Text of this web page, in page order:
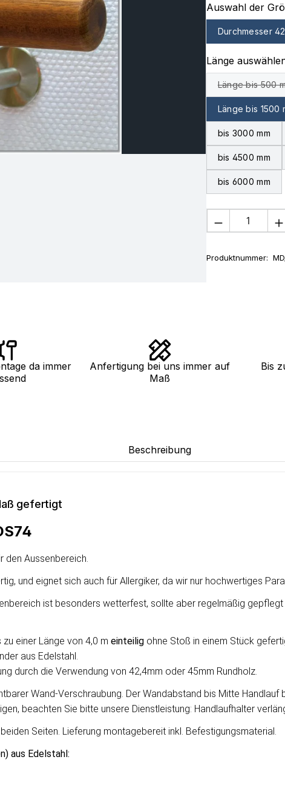
Auswahl der
Durchmesser
Länge
Länge bis 500
(Diese
Länge bis 1500
bis 3000 mm
bis 4500 mm
bis 6000 mm
Produkt
Produktnummer:
da immer
Anfertigung bei uns immer auf
Maß
Bis
Beschreibung
gefertigt
den Aussenbereich.
und eignet sich auch für Allergiker, da wir nur hochwertiges
ist besonders wetterfest, sollte aber regelmäßig
einer Länge von 4,0 m einteilig ohne Stoß in einem Stück
aus Edelstahl.
durch die Verwendung von 42,4mm oder 45mm Rundholz.
Wand-Verschraubung. Der Wandabstand bis Mitte
beachten Sie bitte unsere Dienstleistung: Handlaufhalter
Seiten. Lieferung montagebereit inkl. Befestigungsmaterial.
aus Edelstahl: